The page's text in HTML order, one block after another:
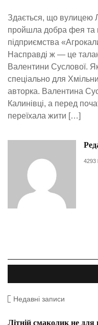
Здається, що вулицею
пройшла добра фея та
підприємства
Насправді ж — це
Валентини Суслової.
спеціально для
авторка. Валентина
Калинівці, а перед
переїхала жити […]
4293
Недавні записи
Літній смаколик не для